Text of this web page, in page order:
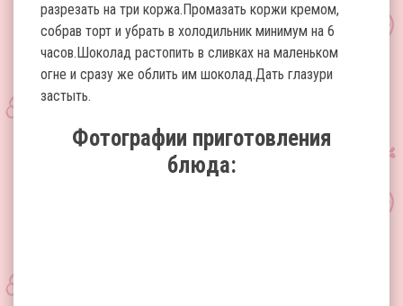
разрезать на три коржа.Промазать коржи кремом,
собрав торт и убрать в холодильник минимум на 6
часов.Шоколад растопить в сливках на маленьком
огне и сразу же облить им шоколад.Дать глазури
застыть.
Фотографии приготовления
блюда: